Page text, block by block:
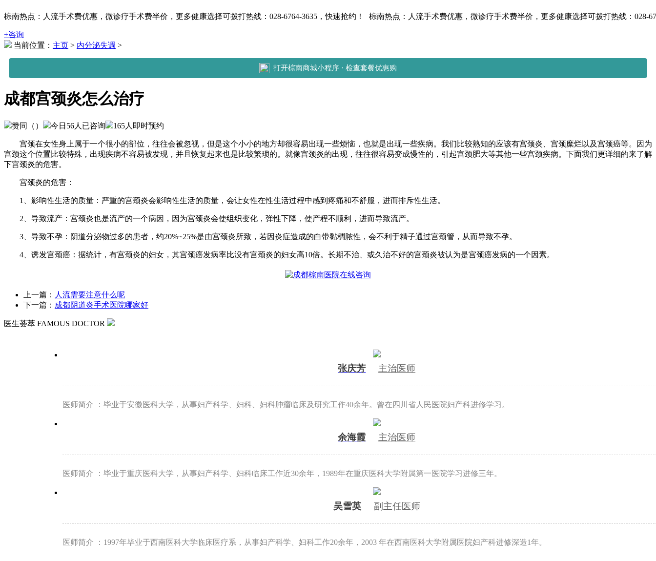
棕南热点：人流手术费优惠，微诊疗手术费半价，更多健康选择可拨打热线：028-6764-3635，快速抢约！ 棕南热点：人流手术费优惠，微诊疗手术费半价，更多健康选择可拨打热线：028-
+咨询
当前位置： 主页 > 内分泌失调 >
打开棕南商城小程序 · 检查套餐优惠购
成都宫颈炎怎么治疗
赞同（ ） 今日 56人已咨询 165人即时预约
宫颈在女性身上属于一个很小的部位，往往会被忽视，但是这个小小的地方却很容易出现一些烦恼，也就是出现一些疾病。我们比较熟知的应该有宫颈炎、宫颈糜烂以及宫颈癌等。因为
宫颈这个位置比较特殊，出现疾病不容易被发现，并且恢复起来也是比较繁琐的。就像宫颈炎的出现，往往很容易变成慢性的，引起宫颈肥大等其他一些宫颈疾病。下面我们更详细的来了解
下宫颈炎的危害。
宫颈炎的危害：
1、影响性生活的质量：严重的宫颈炎会影响性生活的质量，会让女性在性生活过程中感到疼痛和不舒服，进而排斥性生活。
2、导致流产：宫颈炎也是流产的一个病因，因为宫颈炎会使组织变化，弹性下降，使产程不顺利，进而导致流产。
3、导致不孕：阴道分泌物过多的患者，约20%~25%是由宫颈炎所致，若因炎症造成的白带黏稠脓性，会不利于精子通过宫颈管，从而导致不孕。
4、诱发宫颈癌：据统计，有宫颈炎的妇女，其宫颈癌发病率比没有宫颈炎的妇女高10倍。长期不治、或久治不好的宫颈炎被认为是宫颈癌发病的一个因素。
上一篇： 人流需要注意什么呢
下一篇： 成都阴道炎手术医院哪家好
医生荟萃 FAMOUS DOCTOR
张庆芳 主治医师
医师简介 ：毕业于安徽医科大学，从事妇产科学、妇科、妇科肿瘤临床及研究工作40余年。曾在四川省人民医院妇产科进修学习。
余海霞 主治医师
医师简介 ：毕业于重庆医科大学，从事妇产科学、妇科临床工作近30余年，1989年在重庆医科大学附属第一医院学习进修三年。
吴雪英 副主任医师
医师简介 ：1997年毕业于西南医科大学临床医疗系，从事妇产科学、妇科工作20余年，2003 年在西南医科大学附属医院妇产科进修深造1年。